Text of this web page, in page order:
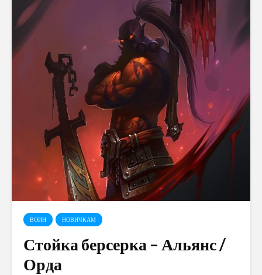
ВОИН НОВИЧКАМ
Стойка берсерка – Альянс /
Орда